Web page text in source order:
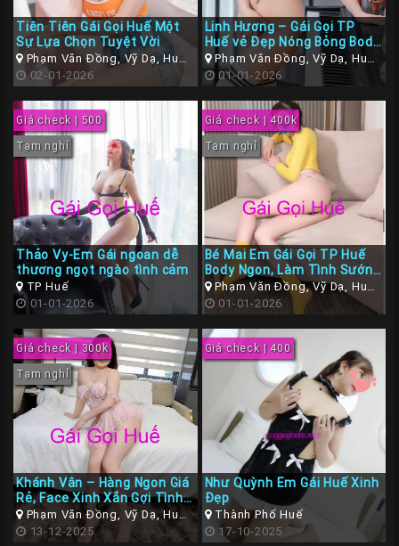
Tiên Tiên Gái Gọi Huế Một
Sự Lựa Chọn Tuyệt Vời
Phạm Văn Đồng, Vỹ Dạ, Huế,
Thừa Thiên Huế
02-01-2026
Linh Hương – Gái Gọi TP
Huế vẻ Đẹp Nóng Bỏng Body
Căn Mịn
Phạm Văn Đồng, Vỹ Dạ, Huế,
Thừa Thiên Huế
01-01-2026
Giá check | 500
Tạm nghỉ
Thảo Vy-Em Gái ngoan dễ
thương ngọt ngào tình cảm
TP Huế
01-01-2026
Giá check | 400k
Tạm nghỉ
Bé Mai Em Gái Gọi TP Huế
Body Ngon, Làm Tình Sướng
Tay
Phạm Văn Đồng, Vỹ Dạ, Huế,
Thừa Thiên Huế
01-01-2026
Giá check | 300k
Tạm nghỉ
Khánh Vân – Hàng Ngon Giá
Rẻ, Face Xinh Xắn Gợi Tình
– Làm Tình Tuyệt Đỉnh Tại
Gái Gọi TP Huế
Phạm Văn Đồng, Vỹ Dạ, Huế,
Thừa Thiên Huế
13-12-2025
Giá check | 400
Như Quỳnh Em Gái Huế Xinh
Đẹp
Thành Phố Huế
17-10-2025